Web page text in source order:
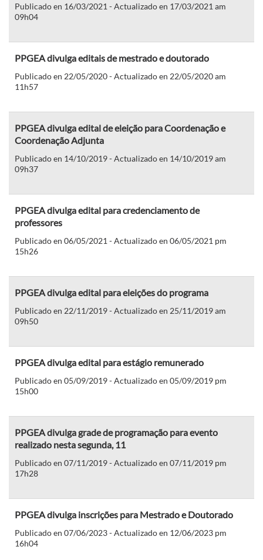
Publicado en 16/03/2021 - Actualizado en 17/03/2021 am
09h04
PPGEA divulga editais de mestrado e doutorado
Publicado en 22/05/2020 - Actualizado en 22/05/2020 am
11h57
PPGEA divulga edital de eleição para Coordenação e
Coordenação Adjunta
Publicado en 14/10/2019 - Actualizado en 14/10/2019 am
09h37
PPGEA divulga edital para credenciamento de
professores
Publicado en 06/05/2021 - Actualizado en 06/05/2021 pm
15h26
PPGEA divulga edital para eleições do programa
Publicado en 22/11/2019 - Actualizado en 25/11/2019 am
09h50
PPGEA divulga edital para estágio remunerado
Publicado en 05/09/2019 - Actualizado en 05/09/2019 pm
15h00
PPGEA divulga grade de programação para evento
realizado nesta segunda, 11
Publicado en 07/11/2019 - Actualizado en 07/11/2019 pm
17h28
PPGEA divulga inscrições para Mestrado e Doutorado
Publicado en 07/06/2023 - Actualizado en 12/06/2023 pm
16h04